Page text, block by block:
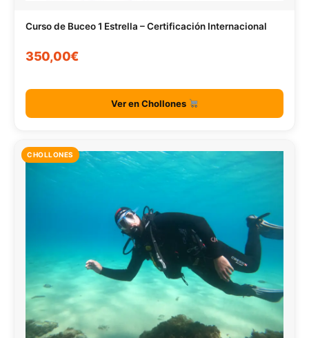
Curso de Buceo 1 Estrella – Certificación Internacional
350,00€
Ver en Chollones
CHOLLONES